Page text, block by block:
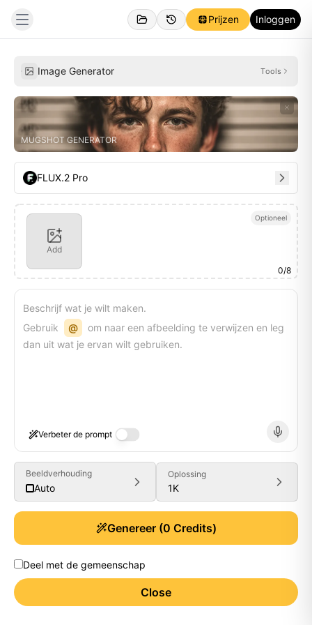
Prijzen Inloggen
Image Generator Tools
MUGSHOT GENERATOR
FLUX.2 Pro
Optioneel
Add
0/8
Beschrijf wat je wilt maken.
Gebruik
@
om naar een afbeelding te verwijzen en leg
dan uit wat je ervan wilt gebruiken.
Verbeter de prompt
Beeldverhouding
Auto
Oplossing
1K
Genereer(0 Credits)
Deel met de gemeenschap
Close
Generate